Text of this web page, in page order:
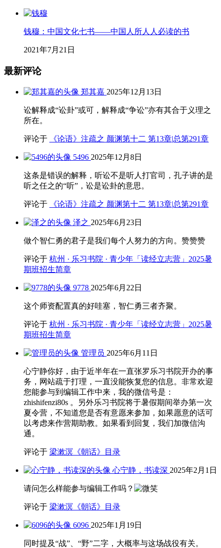
钱穆：中国文化七书——中国人所人人必读的书
2021年7月21日
最新评论
郑其嘉 2025年12月13日
讼解释成“讼卦”或可，解释成“争讼”亦有其合于义理之
所在。
评论于 《论语》注疏之 颜渊第十二 第13章|总第291章
5496 2025年12月8日
这条是错误的解释，听讼不是听人打官司，孔子讲的是
听之任之的“听”，讼是讼卦的意思。
评论于 《论语》注疏之 颜渊第十二 第13章|总第291章
泽之 2025年6月23日
做个智仁勇的君子是我们每个人努力的方向。赞赞赞
评论于 杭州 · 乐习书院 · 青少年「读经立志营」2025暑
期班招生简章
9778 2025年6月22日
这个师资配置真的好哇塞，智仁勇三者齐聚。
评论于 杭州 · 乐习书院 · 青少年「读经立志营」2025暑
期班招生简章
管理员 2025年6月11日
心宁静你好，由于近半年在一直张罗乐习书院开办的事
务，网站疏于打理，一直没能恢复您的信息。非常欢迎
您能参与到编辑工作中来，我的微信号是：
zhishifenzi80s 。另外乐习书院将于暑假期间举办第一次
夏令营，不知道您是否有意愿来参加，如果愿意的话可
以考虑来作营期助教。如果看到回复，我们加微信沟
通。
评论于 梁漱溟《朝话》目录
心宁静，书读深 2025年2月1日
请问怎么样能参与编辑工作吗？
评论于 梁漱溟《朝话》目录
6096 2025年1月19日
同时提及“战”、“野”二字，大概率与这场战役有关。